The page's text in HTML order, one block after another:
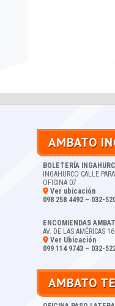
AMBATO
BOLETERÍA
INGAHURCO CALLE
OFICINA 07
Ver ubicación
098 258 4492 – 032-
ENCOMIENDAS
AV. DE LAS AMÉRICAS
Ver Ubicación
099 114 9743 – 032-
AMBATO